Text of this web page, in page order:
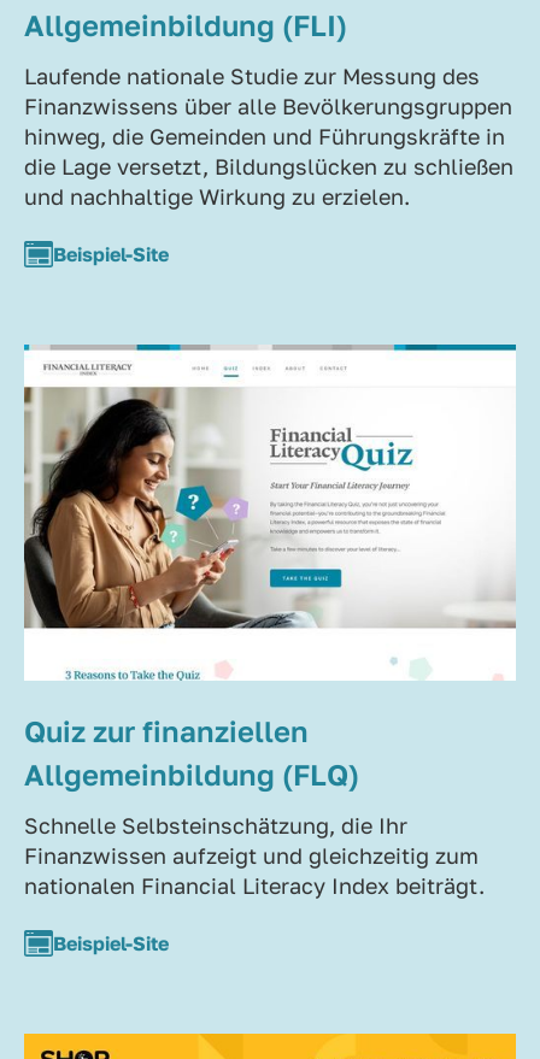
Allgemeinbildung (FLI)
Laufende nationale Studie zur Messung des
Finanzwissens über alle Bevölkerungsgruppen
hinweg, die Gemeinden und Führungskräfte in
die Lage versetzt, Bildungslücken zu schließen
und nachhaltige Wirkung zu erzielen.
Beispiel-Site
Quiz zur finanziellen
Allgemeinbildung (FLQ)
Schnelle Selbsteinschätzung, die Ihr
Finanzwissen aufzeigt und gleichzeitig zum
nationalen Financial Literacy Index beiträgt.
Beispiel-Site